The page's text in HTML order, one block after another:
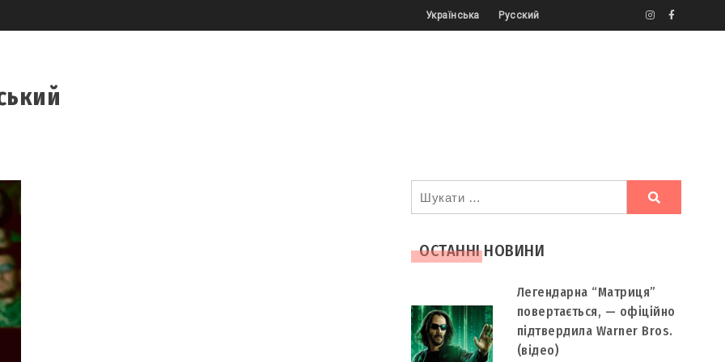
Українська Русский
Ви
шукали
ОСТАННІ НОВИНИ
Легендарна “Матриця”
повертається, — офіційно
підтвердила Warner Bros.
(відео)